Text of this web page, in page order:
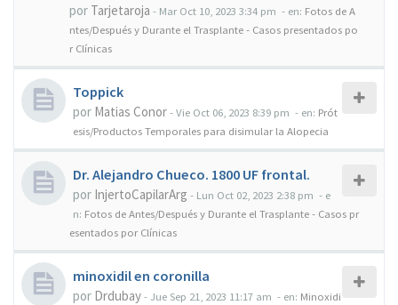
por Tarjetaroja - Mar Oct 10, 2023 3:34 pm - en: Fotos de A
ntes/Después y Durante el Trasplante - Casos presentados po
r Clínicas
Toppick
por Matias Conor-Vie Oct 06, 2023 8:39 pm - en: Prót
esis/Productos Temporales para disimular la Alopecia
Dr. Alejandro Chueco. 1800 UF frontal.
por InjertoCapilarArg - Lun Oct 02, 2023 2:38 pm - e
n: Fotos de Antes/Después y Durante el Trasplante - Casos pr
esentados por Clínicas
minoxidil en coronilla
por Drdubay-Jue Sep 21, 2023 11:17 am - en: Minoxidi